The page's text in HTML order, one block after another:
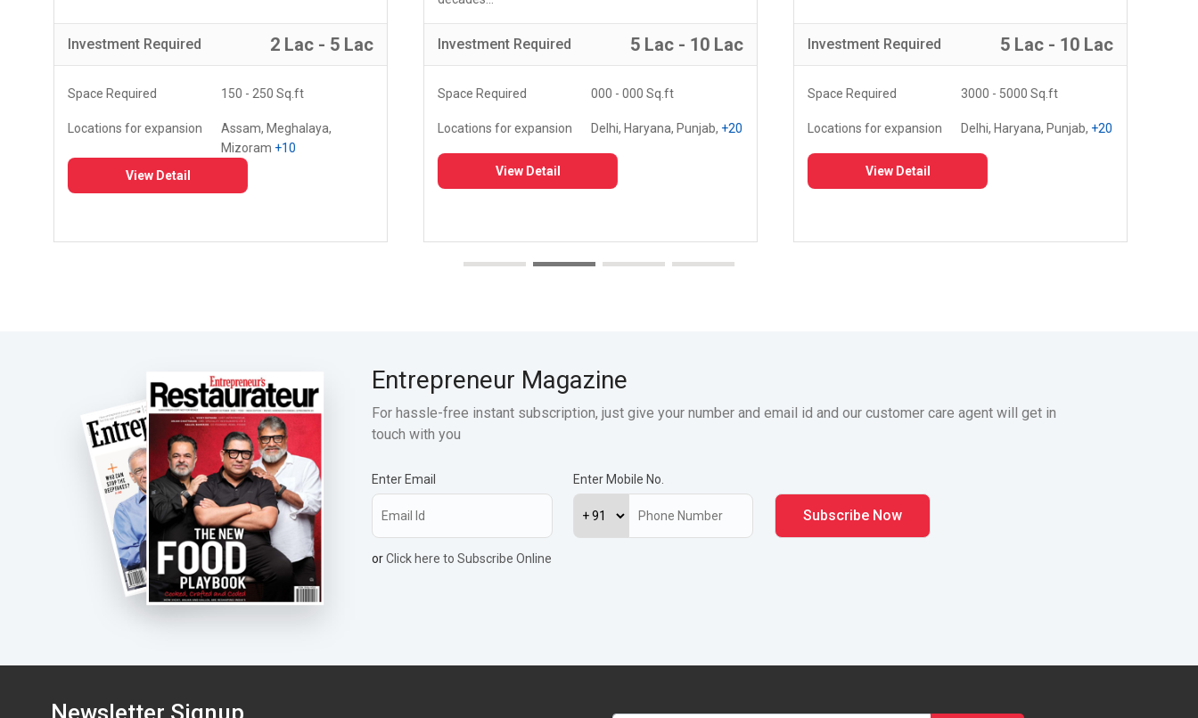
Investment Required 2 Lac - 5 Lac
Space Required 150 - 250 Sq.ft
Locations for expansion
Assam, Meghalaya,
Mizoram +10
View Detail
Investment Required 5 Lac - 10 Lac
Space Required 000 - 000 Sq.ft
Locations for expansion Delhi, Haryana, Punjab, +20
View Detail
Investment Required 5 Lac - 10 Lac
Space Required 3000 - 5000 Sq.ft
Locations for expansion Delhi, Haryana, Punjab, +20
View Detail
Entrepreneur Magazine
For hassle-free instant subscription, just give your number and email id and our customer care agent will get in
touch with you
Enter Email Enter Mobile No.
orClick here to Subscribe Online
Newsletter Signup